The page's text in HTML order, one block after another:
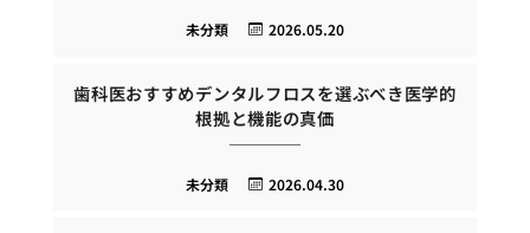
2026.05.20
未分類
歯科医おすすめデンタルフロスを選ぶべき医学的
根拠と機能の真価
2026.04.30
未分類